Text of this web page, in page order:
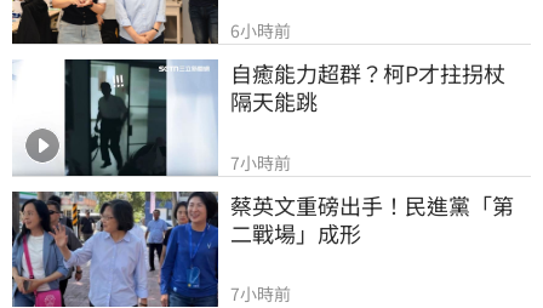
6小時前
自癒能力超群？柯P才拄拐杖
隔天能跳
7小時前
蔡英文重磅出手！民進黨「第
二戰場」成形
7小時前